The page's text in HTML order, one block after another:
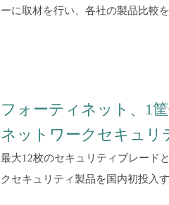
ーに取材を行い、各社の製品比較を
フォーティネット、1
ネットワークセキュリ
最大12枚のセキュリティブレード
クセキュリティ製品を国内初投入す